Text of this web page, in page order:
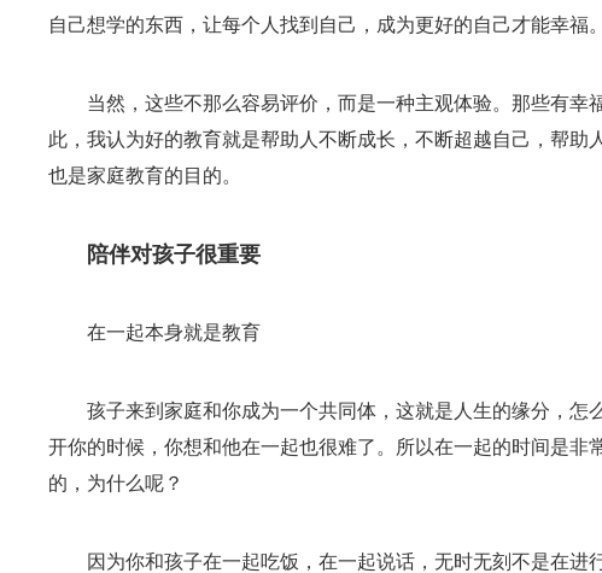
自己想学的东西，让每个人找到自己，成为更好的自己才能幸福。
当然，这些不那么容易评价，而是一种主观体验。那些有
此，我认为好的教育就是帮助人不断成长，不断超越自己，帮
也是家庭教育的目的。
陪伴对孩子很重要
在一起本身就是教育
孩子来到家庭和你成为一个共同体，这就是人生的缘分，
开你的时候，你想和他在一起也很难了。所以在一起的时间是
的，为什么呢？
因为你和孩子在一起吃饭，在一起说话，无时无刻不是在